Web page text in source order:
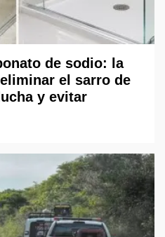
de sodio: la
el sarro de
y evitar